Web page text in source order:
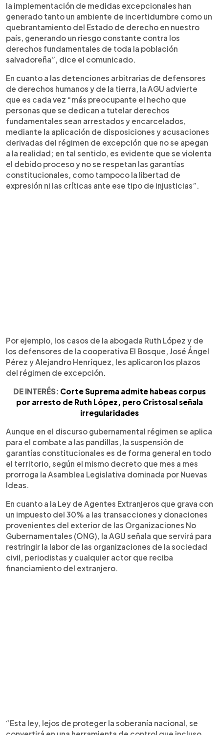
la implementación de medidas excepcionales han
generado tanto un ambiente de incertidumbre como un
quebrantamiento del Estado de derecho en nuestro
país, generando un riesgo constante contra los
derechos fundamentales de toda la población
salvadoreña”, dice el comunicado.
En cuanto a las detenciones arbitrarias de defensores
de derechos humanos y de la tierra, la AGU advierte
que es cada vez “más preocupante el hecho que
personas que se dedican a tutelar derechos
fundamentales sean arrestados y encarcelados,
mediante la aplicación de disposiciones y acusaciones
derivadas del régimen de excepción que no se apegan
a la realidad; en tal sentido, es evidente que se violenta
el debido proceso y no se respetan las garantías
constitucionales, como tampoco la libertad de
expresión ni las críticas ante ese tipo de injusticias”.
Por ejemplo, los casos de la abogada Ruth López y de
los defensores de la cooperativa El Bosque, José Ángel
Pérez y Alejandro Henríquez, les aplicaron los plazos
del régimen de excepción.
DE INTERÉS: Corte Suprema admite habeas corpus
por arresto de Ruth López, pero Cristosal señala
irregularidades
Aunque en el discurso gubernamental régimen se aplica
para el combate a las pandillas, la suspensión de
garantías constitucionales es de forma general en todo
el territorio, según el mismo decreto que mes a mes
prorroga la Asamblea Legislativa dominada por Nuevas
Ideas.
En cuanto a la Ley de Agentes Extranjeros que grava con
un impuesto del 30% a las transacciones y donaciones
provenientes del exterior de las Organizaciones No
Gubernamentales (ONG), la AGU señala que servirá para
restringir la labor de las organizaciones de la sociedad
civil, periodistas y cualquier actor que reciba
financiamiento del extranjero.
“Esta ley, lejos de proteger la soberanía nacional, se